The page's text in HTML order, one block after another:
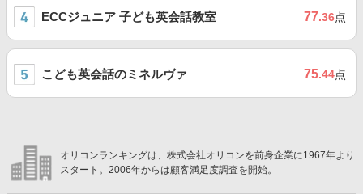
ECCジュニア 子ども英会話教室 77.36点
こども英会話のミネルヴァ 75.44点
オリコンランキングは、株式会社オリコンを前身企業に1967年より
スタート。2006年からは顧客満足度調査を開始。